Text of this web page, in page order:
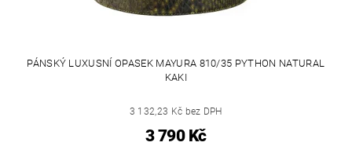
PÁNSKÝ LUXUSNÍ OPASEK MAYURA 810/35 PYTHON NATURAL
KAKI
3 132,23 Kč bez DPH
3 790 Kč